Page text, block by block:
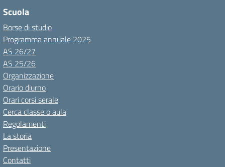
Scuola
Borse di studio
Programma annuale 2025
AS 26/27
AS 25/26
Organizzazione
Orario diurno
Orari corsi serale
Cerca classe o aula
Regolamenti
La storia
Presentazione
Contatti